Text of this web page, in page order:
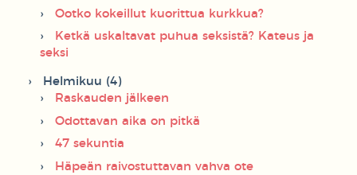
Ootko kokeillut kuorittua kurkkua?
Ketkä uskaltavat puhua seksistä? Kateus ja
seksi
Helmikuu (4)
Raskauden jälkeen
Odottavan aika on pitkä
47 sekuntia
Häpeän raivostuttavan vahva ote